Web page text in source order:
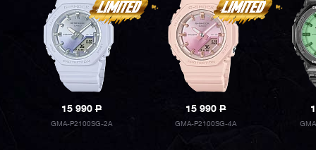
15 990P
GMA-P2100SG-2A
15 990P
GMA-P2100SG-4A